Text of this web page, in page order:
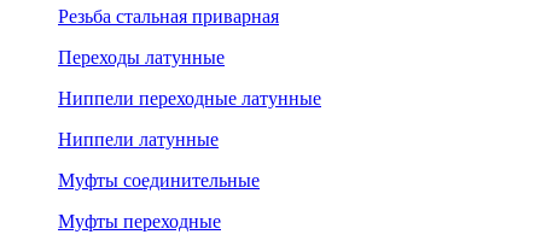
Резьба стальная приварная
Переходы латунные
Ниппели переходные латунные
Ниппели латунные
Муфты соединительные
Муфты переходные